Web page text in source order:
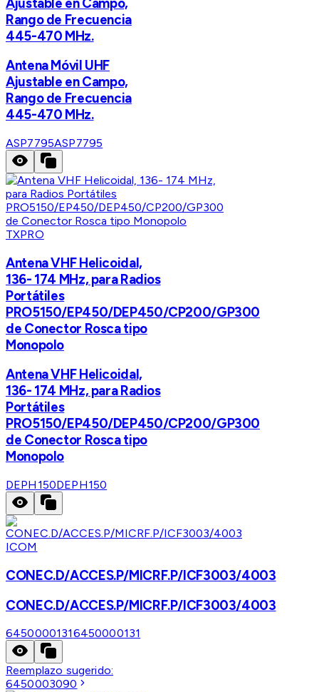
Rango de Frecuencia
445-470 MHz.
Antena Móvil UHF
Ajustable en Campo,
Rango de Frecuencia
445-470 MHz.
ASP7795ASP7795
TXPRO
Antena VHF Helicoidal,
136- 174 MHz, para Radios
Portátiles
PRO5150/EP450/DEP450/CP200/GP300
de Conector Rosca tipo
Monopolo
Antena VHF Helicoidal,
136- 174 MHz, para Radios
Portátiles
PRO5150/EP450/DEP450/CP200/GP300
de Conector Rosca tipo
Monopolo
DEPH150DEPH150
ICOM
CONEC.D/ACCES.P/MICRF.P/ICF3003/4003
CONEC.D/ACCES.P/MICRF.P/ICF3003/4003
64500001316450000131
Reemplazo sugerido:
6450003090